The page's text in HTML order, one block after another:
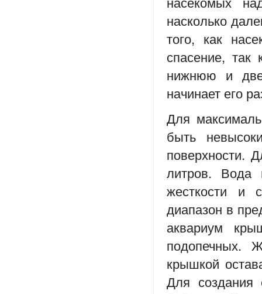
насколько
того, как
спасение,
нижнюю и две
начинает его
Для
быть
поверхности.
литров. Вода
жесткости и
диапазон в
аквариум
подопечных.
крышкой
Для создания